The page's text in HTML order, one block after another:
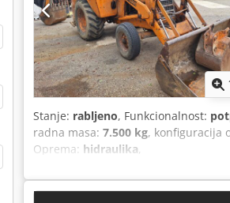
Stanje: rabljeno, Funkcionalnost:
radna masa: 7.500 kg, konfiguracija
Oprema: hidraulika,